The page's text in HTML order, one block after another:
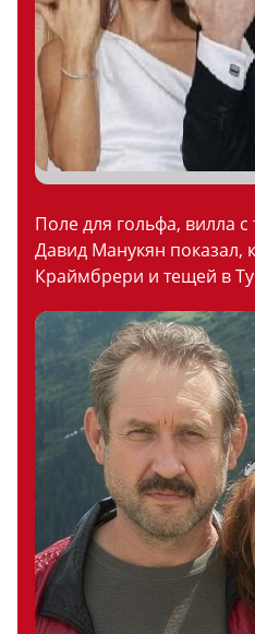
Поле для гольфа, вилла
Давид Манукян показал,
Краймбрери и тещей в